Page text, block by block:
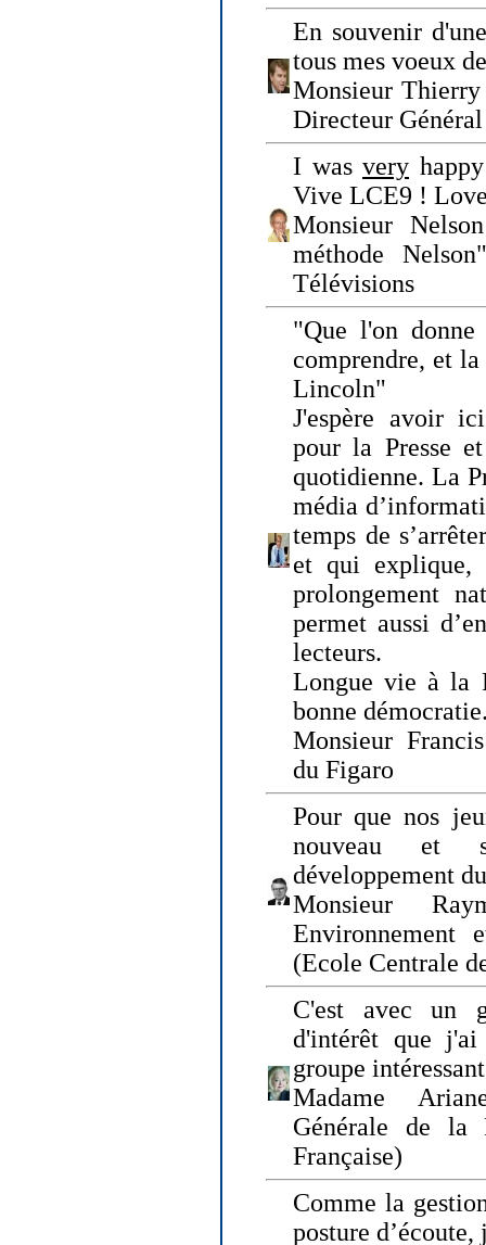
En souvenir
tous mes voeux
Monsieur
Directeur
I was very
Vive LCE9 !
Monsieur
méthode
Télévisions
"Que l'on
comprendre, et
Lincoln"
J'espère avoir
pour la Presse
quotidienne. La
média
temps de
et qui explique,
prolongement
permet aussi
lecteurs.
Longue vie à la
bonne
Monsieur
du Figaro
Pour que nos
nouveau et
développement
Monsieur
Environnement
(Ecole Centrale
C'est avec un
d'intérêt que
groupe
Madame
Générale de la
Française)
Comme la
posture